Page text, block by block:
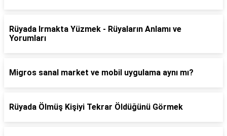
Rüyada Irmakta Yüzmek - Rüyaların Anlamı ve
Yorumları
Migros sanal market ve mobil uygulama aynı mı?
Rüyada Ölmüş Kişiyi Tekrar Öldüğünü Görmek